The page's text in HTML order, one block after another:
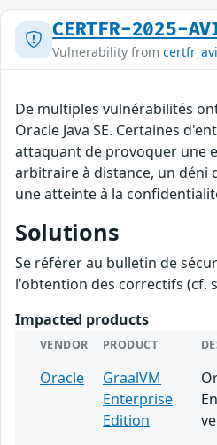
CERTFR-2025-
Vulnerability from
De multiples vulnérabilités
Oracle Java SE. Certaines
attaquant de provoquer une
arbitraire à distance, un déni
une atteinte à la
Solutions
Se référer au bulletin de
l'obtention des correctifs (cf.
Impacted products
VENDOR PRODUCT
Oracle
GraalVM
Enterprise
Edition